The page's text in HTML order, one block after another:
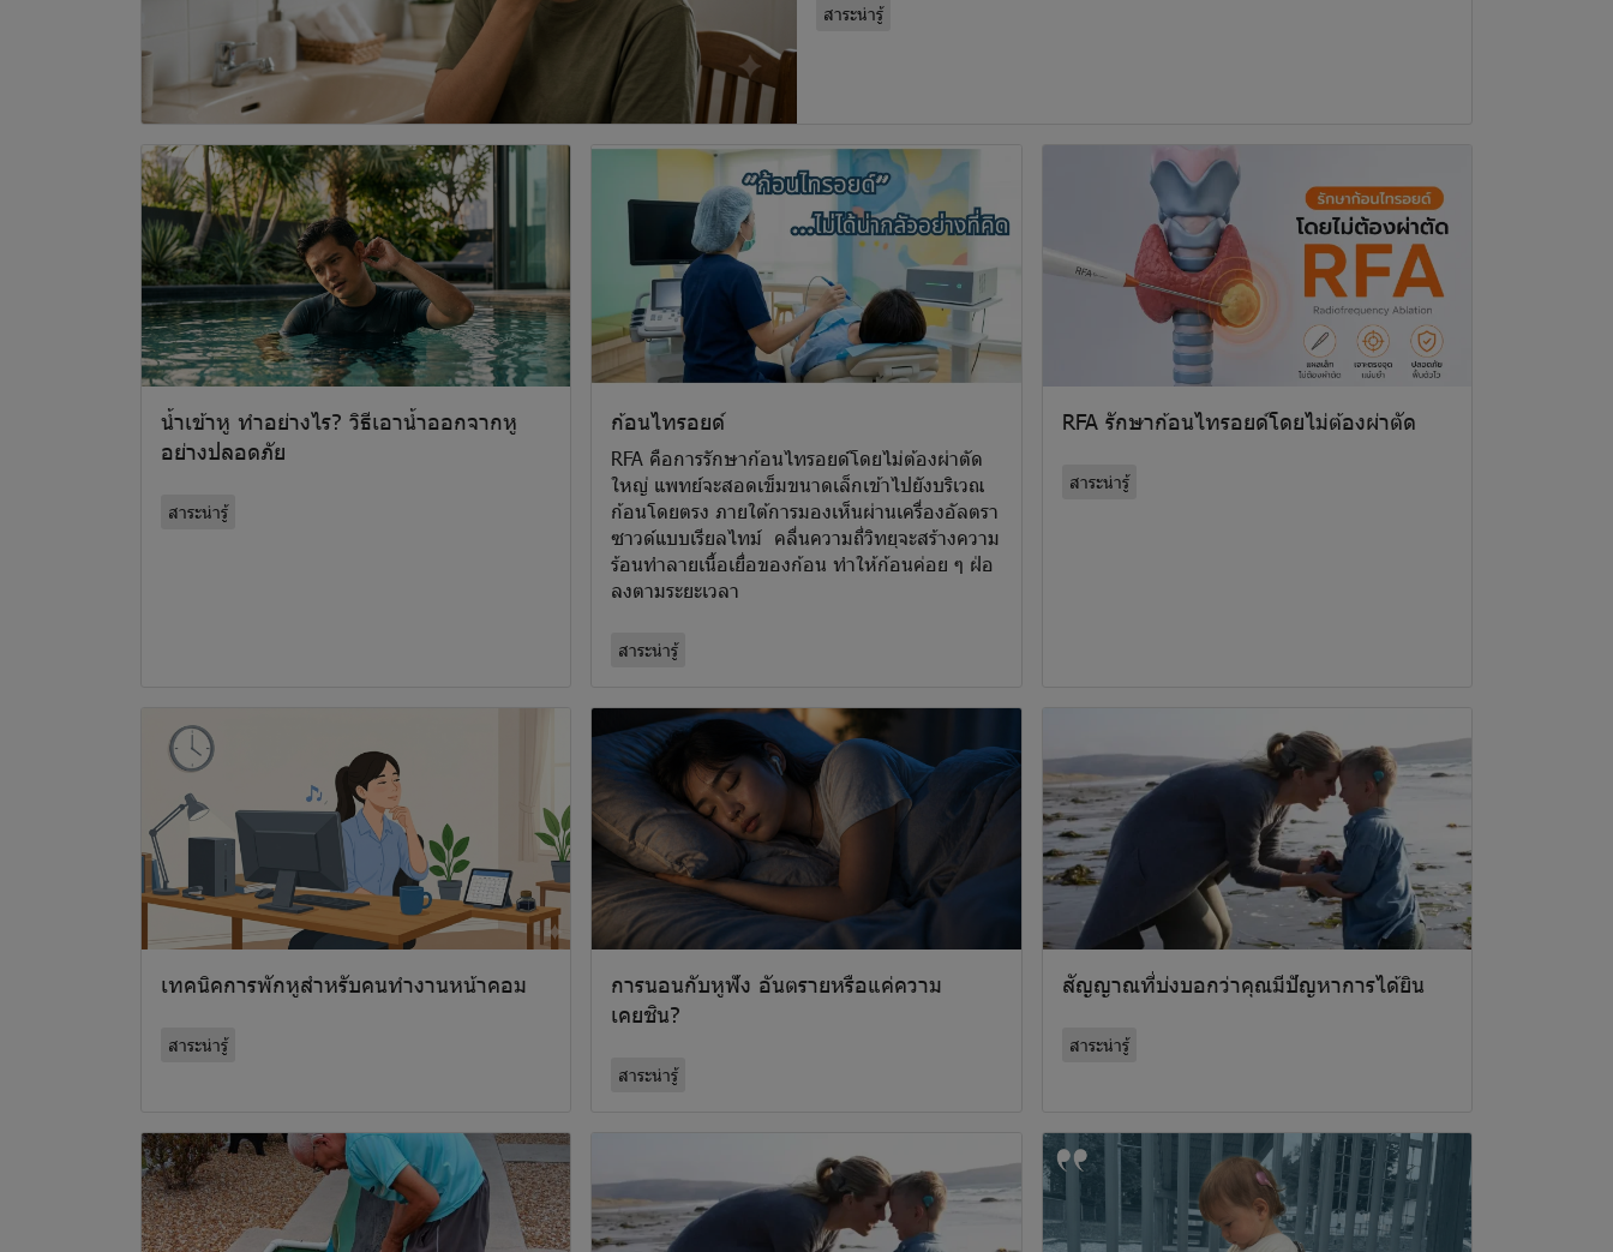
สาระน่ารู้
น้ำเข้าหู ทำอย่างไร? วิธีเอาน้ำออกจากหู
อย่างปลอดภัย
สาระน่ารู้
ก้อนไทรอยด์
RFA คือการรักษาก้อนไทรอยด์โดยไม่ต้องผ่าตัด
ใหญ่ แพทย์จะสอดเข็มขนาดเล็กเข้าไปยังบริเวณ
ก้อนโดยตรง ภายใต้การมองเห็นผ่านเครื่องอัลตรา
ซาวด์แบบเรียลไทม์ คลื่นความถี่วิทยุจะสร้างความ
ร้อนทำลายเนื้อเยื่อของก้อน ทำให้ก้อนค่อย ๆ ฝ่อ
ลงตามระยะเวลา
สาระน่ารู้
RFA รักษาก้อนไทรอยด์โดยไม่ต้องผ่าตัด
สาระน่ารู้
เทคนิคการพักหูสำหรับคนทำงานหน้าคอม
สาระน่ารู้
การนอนกับหูฟัง อันตรายหรือแค่ความ
เคยชิน?
สาระน่ารู้
สัญญาณที่บ่งบอกว่าคุณมีปัญหาการได้ยิน
สาระน่ารู้